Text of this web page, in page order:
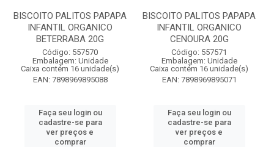
BISCOITO PALITOS PAPAPA
INFANTIL ORGANICO
BETERRABA 20G
Código: 557570
Embalagem: Unidade
Caixa contém 16 unidade(s)
EAN: 7898969895088
Faça seu login ou
cadastre-se para
ver preços e
comprar
BISCOITO PALITOS PAPAPA
INFANTIL ORGANICO
CENOURA 20G
Código: 557571
Embalagem: Unidade
Caixa contém 16 unidade(s)
EAN: 7898969895071
Faça seu login ou
cadastre-se para
ver preços e
comprar